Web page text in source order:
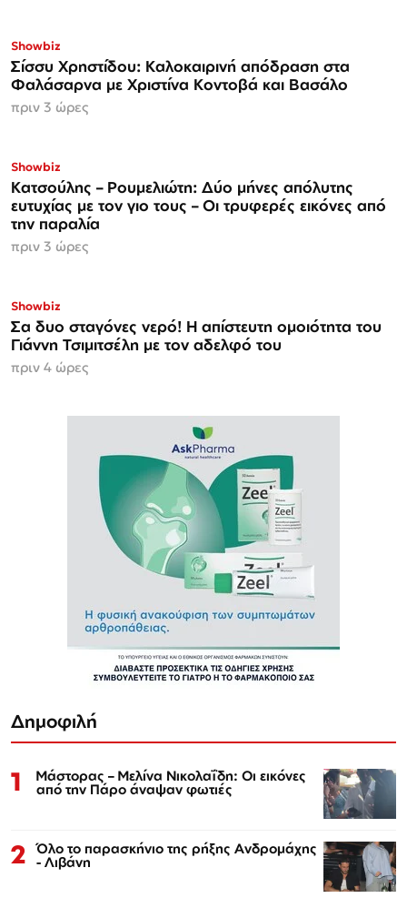
Showbiz
Σίσσυ Χρηστίδου: Καλοκαιρινή απόδραση στα
Φαλάσαρνα με Χριστίνα Κοντοβά και Βασάλο
πριν 3 ώρες
Showbiz
Κατσούλης – Ρουμελιώτη: Δύο μήνες απόλυτης
ευτυχίας με τον γιο τους – Οι τρυφερές εικόνες από
την παραλία
πριν 3 ώρες
Showbiz
Σα δυο σταγόνες νερό! Η απίστευτη ομοιότητα του
Γιάννη Τσιμιτσέλη με τον αδελφό του
πριν 4 ώρες
Δημοφιλή
1 Μάστορας – Μελίνα Νικολαΐδη: Οι εικόνες
από την Πάρο άναψαν φωτιές
2 Όλο το παρασκήνιο της ρήξης Ανδρομάχης
- Λιβάνη